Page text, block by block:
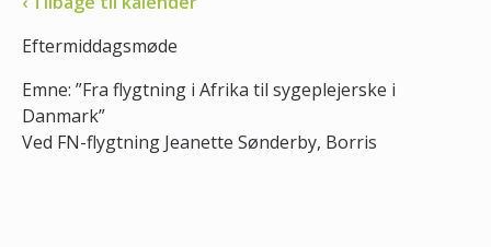
Eftermiddagsmøde
Emne: ”Fra flygtning i Afrika til sygeplejerske i
Danmark”
Ved FN-flygtning Jeanette Sønderby, Borris